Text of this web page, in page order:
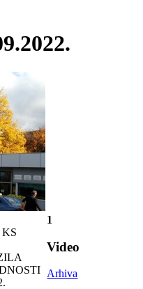
1
Video
Arhiva